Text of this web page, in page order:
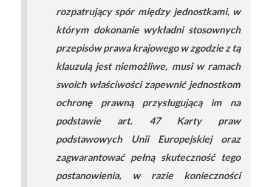
rozpatrujący spór między jednostkami, w
którym dokonanie wykładni stosownych
przepisów prawa krajowego w zgodzie z tą
klauzulą jest niemożliwe, musi w ramach
swoich właściwości zapewnić jednostkom
ochronę prawną przysługującą im na
podstawie art. 47 Karty praw
podstawowych Unii Europejskiej oraz
zagwarantować pełną skuteczność tego
postanowienia, w razie konieczności